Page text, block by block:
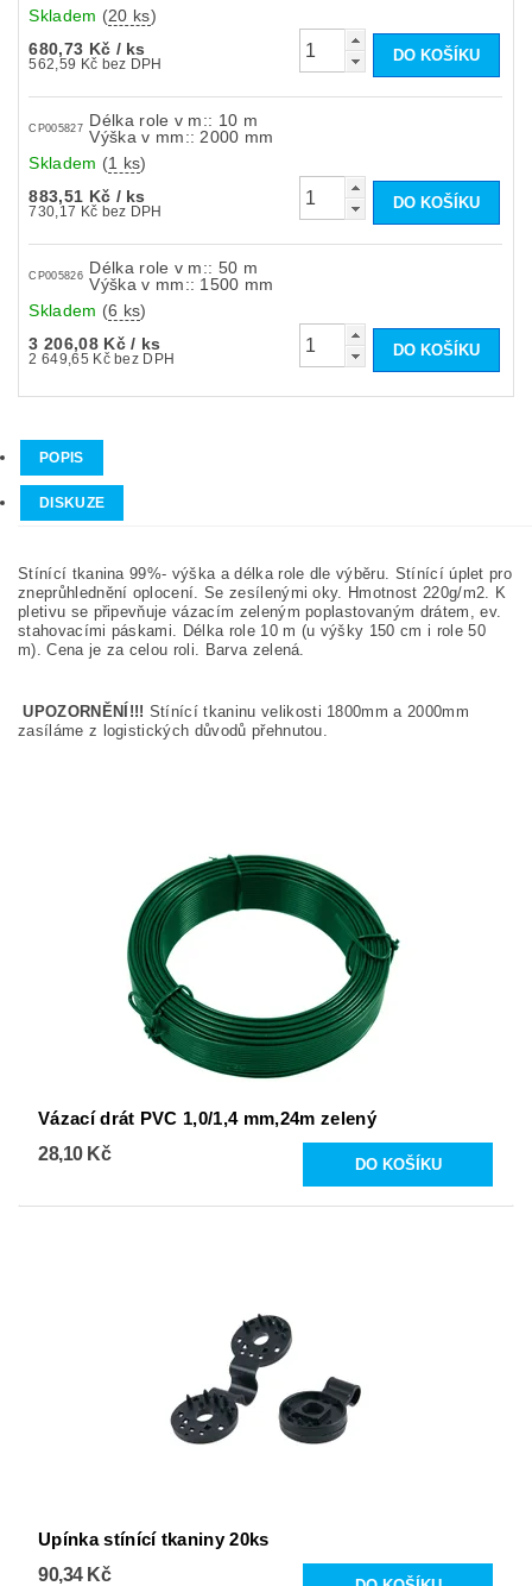
Skladem (20 ks)
680,73 Kč / ks
562,59 Kč bez DPH
CP005827
Délka role v m:: 10 m
Výška v mm:: 2000 mm
Skladem (1 ks)
883,51 Kč / ks
730,17 Kč bez DPH
CP005826
Délka role v m:: 50 m
Výška v mm:: 1500 mm
Skladem (6 ks)
3 206,08 Kč/ ks
2 649,65 Kč bez DPH
POPIS
DISKUZE
Stínící tkanina 99%- výška a délka role dle výběru. Stínící úplet pro
zneprůhlednění oplocení. Se zesílenými oky. Hmotnost 220g/m2. K
pletivu se připevňuje vázacím zeleným poplastovaným drátem, ev.
stahovacími páskami. Délka role 10 m (u výšky 150 cm i role 50
m). Cena je za celou roli. Barva zelená.
UPOZORNĚNÍ!!! Stínící tkaninu velikosti 1800mm a 2000mm
zasíláme z logistických důvodů přehnutou.
Vázací drát PVC 1,0/1,4 mm,24m zelený
28,10 Kč
Upínka stínící tkaniny 20ks
90,34 Kč